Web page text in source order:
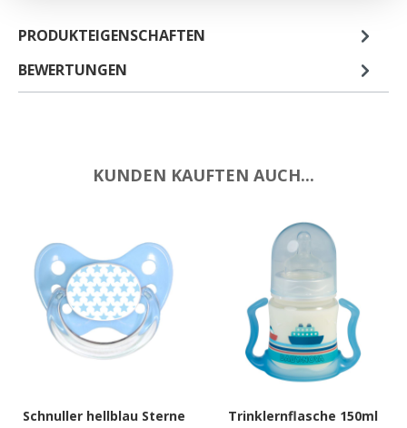
PRODUKTEIGENSCHAFTEN
BEWERTUNGEN
KUNDEN KAUFTEN AUCH...
Schnuller hellblau Sterne
Trinklernflasche 150ml